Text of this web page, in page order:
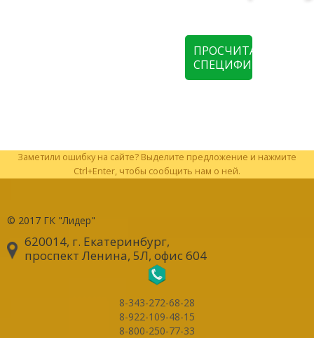
ПРОСЧИТАТЬ
СПЕЦИФИКАЦИЮ
Заметили ошибку на сайте? Выделите предложение и нажмите
Ctrl+Enter, чтобы сообщить нам о ней.
© 2017 ГК "Лидер"
620014, г. Екатеринбург,
проспект Ленина, 5Л, офис 604
8-343-272-68-28
8-922-109-48-15
8-800-250-77-33